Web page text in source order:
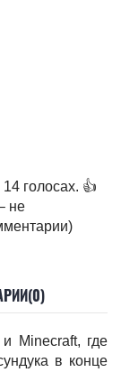
голосах. 👍
не
Minecraft, где
в конце